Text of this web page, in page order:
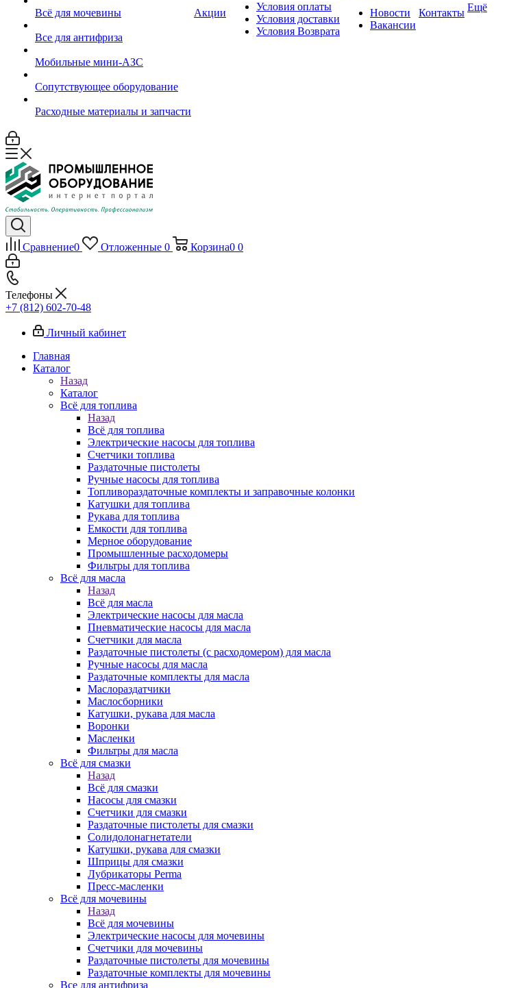
Всё для мочевины
Все для антифриза
Мобильные мини-АЗС
Сопутствующее оборудование
Расходные материалы и запчасти
Акции
Условия оплаты
Условия доставки
Условия Возврата
Новости
Вакансии
Контакты Ещё
Сравнение0 Отложенные 0 Корзина0 0
Телефоны
+7 (812) 602-70-48
Личный кабинет
Главная
Каталог
Назад
Каталог
Всё для топлива
Назад
Всё для топлива
Электрические насосы для топлива
Счетчики топлива
Раздаточные пистолеты
Ручные насосы для топлива
Топливораздаточные комплекты и заправочные колонки
Катушки для топлива
Рукава для топлива
Емкости для топлива
Мерное оборудование
Промышленные расходомеры
Фильтры для топлива
Всё для масла
Назад
Всё для масла
Электрические насосы для масла
Пневматические насосы для масла
Счетчики для масла
Раздаточные пистолеты (с расходомером) для масла
Ручные насосы для масла
Раздаточные комплекты для масла
Маслораздатчики
Маслосборники
Катушки, рукава для масла
Воронки
Масленки
Фильтры для масла
Всё для смазки
Назад
Всё для смазки
Насосы для смазки
Счетчики для смазки
Раздаточные пистолеты для смазки
Солидолонагнетатели
Катушки, рукава для смазки
Шприцы для смазки
Лубрикаторы Perma
Пресс-масленки
Всё для мочевины
Назад
Всё для мочевины
Электрические насосы для мочевины
Счетчики для мочевины
Раздаточные пистолеты для мочевины
Раздаточные комплекты для мочевины
Все для антифриза